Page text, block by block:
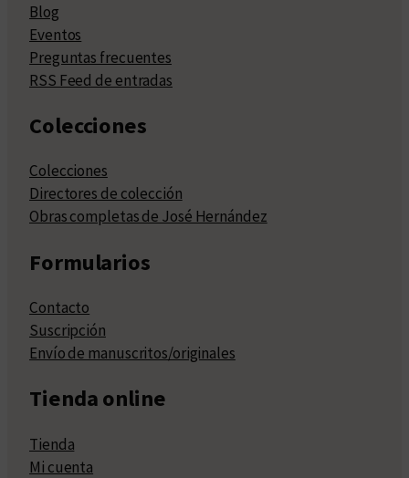
Blog
Eventos
Preguntas frecuentes
RSS Feed de entradas
Colecciones
Colecciones
Directores de colección
Obras completas de José Hernández
Formularios
Contacto
Suscripción
Envío de manuscritos/originales
Tienda online
Tienda
Mi cuenta